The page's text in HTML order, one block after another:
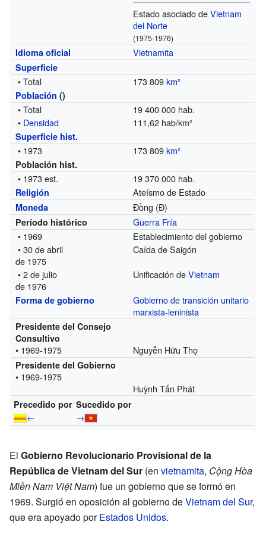
Estado asociado deVietnam
del Norte
(1975-1976)
Idioma oficial Vietnamita
Superficie
• Total 173 809km²
Población ()
• Total
19 400 000 hab.
• Densidad 111,62 hab/km²
Superficie hist.
• 1973 173 809km²
Población hist.
• 1973est. 19 370 000 hab.
Religión Ateísmo de Estado
Moneda Đồng (Đ)
Período histórico
Guerra Fría
• 1969
Establecimiento del gobierno
• 30 de abril
de 1975
Caída de Saigón
• 2 de julio
de 1976
Unificación deVietnam
Forma de gobierno Gobierno de transición unitario
marxista-leninista
Presidente del Consejo
Consultivo
• 1969-1975 Nguyễn Hữu Thọ
Presidente del Gobierno
• 1969-1975
Huỳnh Tấn Phát
Precedido por Sucedido por
← →
El Gobierno Revolucionario Provisional de la
República de Vietnam del Sur (en vietnamita, Cộng Hòa
Miền Nam Việt Nam) fue un gobierno que se formó en
1969. Surgió en oposición al gobierno deVietnam del Sur,
que era apoyado porEstados Unidos.